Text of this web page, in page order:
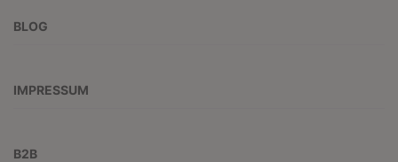
BLOG
IMPRESSUM
B2B